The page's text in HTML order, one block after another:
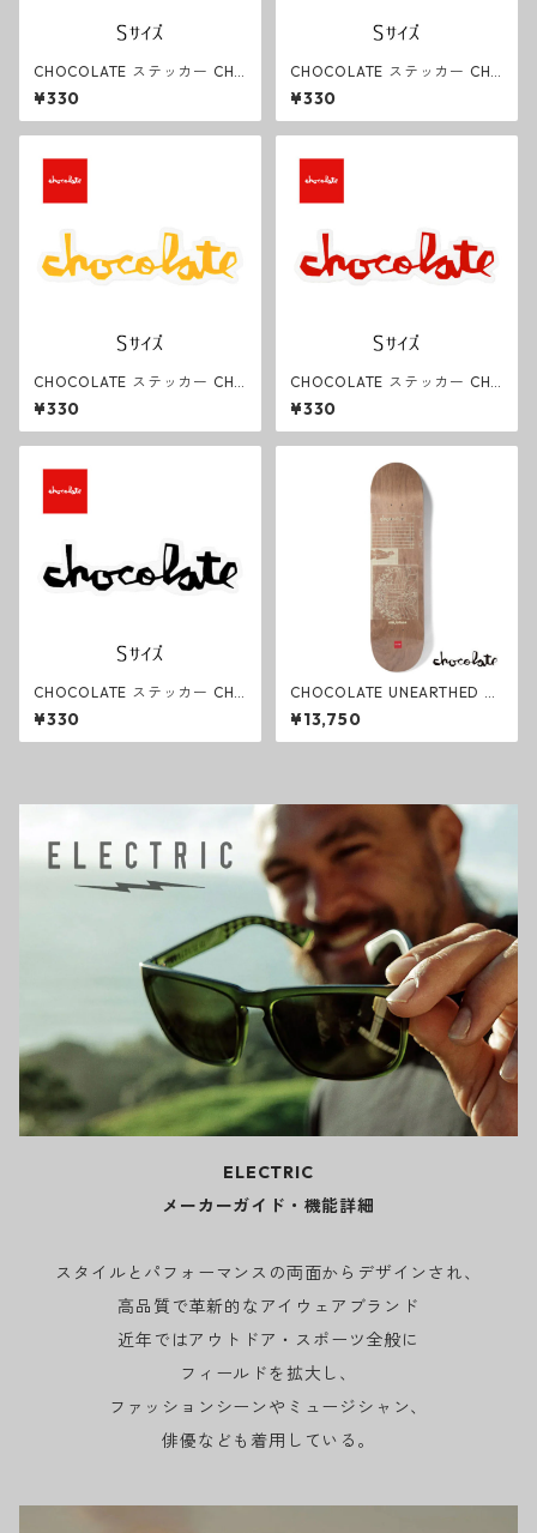
CHOCOLATE ステッカー CHU
NK Gradation Sサイズ チョコ
レート スケートボード SKATE
BOARDING
¥330
CHOCOLATE ステッカー CHU
NK Green Sサイズ チョコレー
ト スケートボード SKATEBOA
RDING
¥330
CHOCOLATE ステッカー CHU
NK Yellow Sサイズ チョコレー
ト スケートボード SKATEBOA
RDING
¥330
CHOCOLATE ステッカー CHU
NK Red Sサイズ チョコレート
スケートボード SKATEBOARD
ING
¥330
CHOCOLATE ステッカー CHU
NK Black Sサイズ チョコレー
ト スケートボード SKATEBOA
RDING
¥330
CHOCOLATE UNEARTHED D
eck スケートボードデッキ ERI
C HERRERA チョコレート
¥13,750
ELECTRIC
メーカーガイド・機能詳細
スタイルとパフォーマンスの両面からデザインされ、
高品質で革新的なアイウェアブランド
近年ではアウトドア・スポーツ全般に
フィールドを拡大し、
ファッションシーンやミュージシャン、
俳優なども着用している。